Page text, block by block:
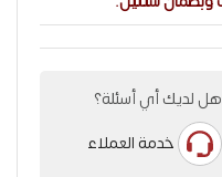
هل لديك أي أسئلة؟
خدمة العملاء